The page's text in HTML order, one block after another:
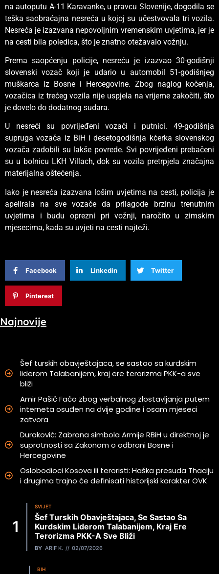
na autoputu A-11 Karavanke, u pravcu Slovenije, dogodila se
teška saobraćajna nesreća u kojoj su učestvovala tri vozila.
Nesreća je izazvana nepovoljnim vremenskim uvjetima, jer je
na cesti bila poledica, što je znatno otežavalo vožnju.
Prema saopćenju policije, nesreću je izazvao 30-godišnji
slovenski vozač koji je udario u automobil 51-godišnjeg
muškarca iz Bosne i Hercegovine. Zbog naglog kočenja,
vozačica iz trećeg vozila nije uspjela na vrijeme zakočiti, što
je dovelo do dodatnog sudara.
U nesreći su povrijeđeni vozači i putnici. 49-godišnja
supruga vozača iz BiH i desetogodišnja kćerka slovenskog
vozača zadobili su lakše povrede. Svi povrijeđeni prebačeni
su u bolnicu LKH Villach, dok su vozila pretrpjela značajna
materijalna oštećenja.
Iako je nesreća izazvana lošim uvjetima na cesti, policija je
apelirala na sve vozače da prilagode brzinu trenutnim
uvjetima i budu oprezni pri vožnji, naročito u zimskim
mjesecima, kada su uvjeti na cesti najteži.
Facebook Linkedin Twitter
Pinterest
Najnovije
Šef turskih obavještajaca, se sastao sa kurdskim
liderom Talabanijem, kraj ere terorizma PKK-a sve
bliži
Amir Pašić Faćo zbog verbalnog zlostavljanja putem
interneta osuđen na dvije godine i osam mjeseci
zatvora
Duraković: Zabrana simbola Armije RBiH u direktnoj je
suprotnosti sa Zakonom o odbrani Bosne i
Hercegovine
Oslobodioci Kosova ili teroristi: Haška presuda Thaciju
i drugima trajno će definisati historijski karakter OVK
SVIJET
Šef Turskih Obavještajaca, Se Sastao Sa
Kurdskim Liderom Talabanijem, Kraj Ere
Terorizma PKK-A Sve Bliži
BY ARIF K. 02/07/2026
BIH